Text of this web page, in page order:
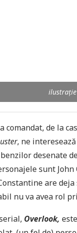
ilustrație
comandat, de la
, ne
desenate
sunt
are
nu va avea rol
Overlook,